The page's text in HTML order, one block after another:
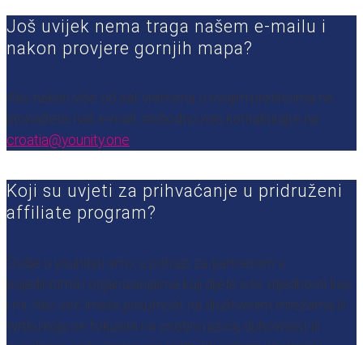
Još uvijek nema traga našem e-mailu i
nakon provjere gornjih mapa?
Ako nakon više od sat vremena u svojim pretincima ne
pronađete naš e-mail, slobodno nas kontaktirajte na
croatia@younity.one
Koji su uvjeti za prihvaćanje u pridruženi
affiliate program?
Ovdje u younityu smo u potrazi za partnerom s
pojedincima i organizacijama koji dijele iste vrijednosti kao
i mi. Ako već imate prisutnost na društvenim mrežama ili
tvrtku koja se fokusira na osobni razvoj, duhovnost ili